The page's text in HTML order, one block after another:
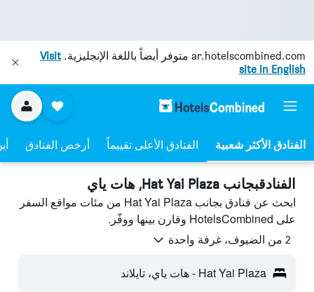
ar.hotelscombined.com متوفر أيضاً باللغة الإنجليزية.Visit
site in English
الفنادق الأعلى تقييماً أرخص الفنادق
الفنادقبجانب Hat Yai Plaza, هات ياي
ابحث عن فنادق بجانب Hat Yai Plaza من مئات مواقع السفر
على HotelsCombined وقارن بينها ووفّر.
2 من الضيوف، غرفة واحدة
Hat Yai Plaza - هات ياي، تايلاند